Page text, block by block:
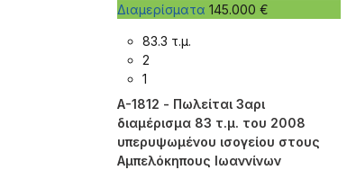
Διαμερίσματα 145.000 €
83.3 τ.μ.
2
1
A-1812 - Πωλείται 3αρι
διαμέρισμα 83 τ.μ. του 2008
υπερυψωμένου ισογείου στους
Αμπελόκηπους Ιωαννίνων